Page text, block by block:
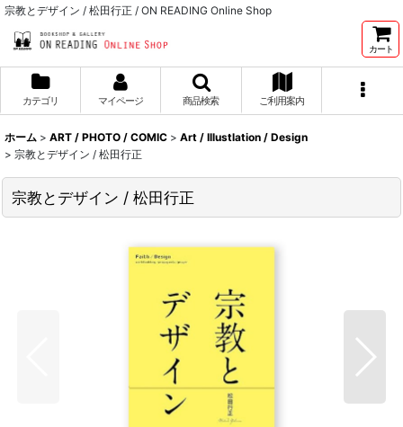
宗教とデザイン / 松田行正 / ON READING Online Shop
カート
カテゴリ マイページ 商品検索 ご利用案内
ホーム > ART / PHOTO / COMIC > Art / Illustlation / Design
> 宗教とデザイン / 松田行正
宗教とデザイン / 松田行正